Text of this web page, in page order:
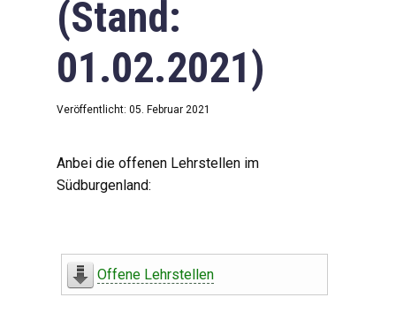
(Stand:
01.02.2021)
Veröffentlicht: 05. Februar 2021
Anbei die offenen Lehrstellen im
Südburgenland:
Offene Lehrstellen